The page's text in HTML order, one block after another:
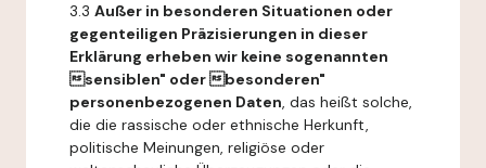
3.3 Außer in besonderen Situationen oder
gegenteiligen Präzisierungen in dieser
Erklärung erheben wir keine sogenannten
sensiblen" oder besonderen"
personenbezogenen Daten, das heißt solche,
die die rassische oder ethnische Herkunft,
politische Meinungen, religiöse oder